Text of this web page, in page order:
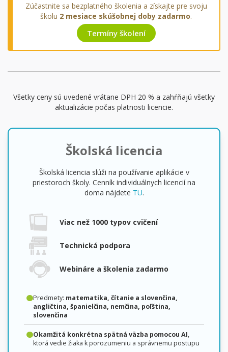
Zúčastnite sa bezplatného školenia a získajte pre svoju
školu 2 mesiace skúšobnej doby zadarmo.
Termíny školení
Všetky ceny sú uvedené vrátane DPH 20 % a zahŕňajú všetky
aktualizácie počas platnosti licencie.
Školská licencia
Školská licencia slúži na používanie aplikácie v
priestoroch školy. Cenník individuálnych licencií na
doma nájdete TU.
Viac než 1000 typov cvičení
Technická podpora
Webináre a školenia zadarmo
Predmety: matematika, čítanie a slovenčina,
angličtina, španielčina, nemčina, poľština,
slovenčina
Okamžitá konkrétna spätná väzba pomocou AI,
ktorá vedie žiaka k porozumeniu a správnemu postupu